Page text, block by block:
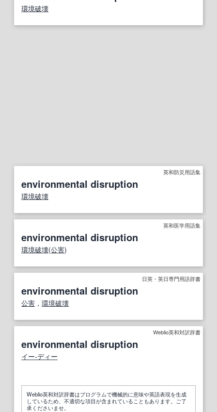
環境破壊
英和防災用語集
environmental disruption
環境破壊
英和医学用語集
environmental disruption
環境破壊(公害)
日英・英日専門用語辞書
environmental disruption
公害 ， 環境破壊
Weblio英和対訳辞書
environmental disruption
イー‐ディー
Weblio英和対訳辞書はプログラムで機械的に意味や英語表現を生成
しているため、不適切な項目が含まれていることもあります。ご了
承くださいませ。